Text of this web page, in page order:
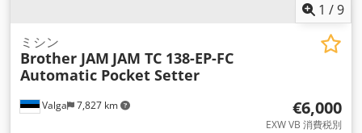
1 /9
Valga 7,827 km
ミシン
Brother JAM JAM TC 138-EP-FC
Automatic Pocket Setter
€6,000
EXW VB 消費税別